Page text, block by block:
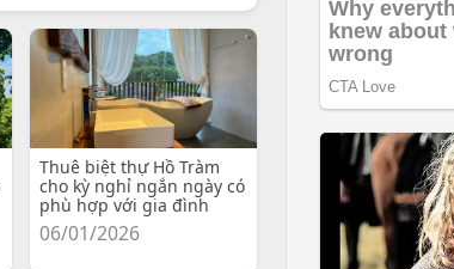
Thuê biệt thự Hồ Tràm
cho kỳ nghỉ ngắn ngày có
phù hợp với gia đình
06/01/2026